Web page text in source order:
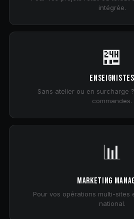
intégrée.
🏪
ENSEIGNISTES
Sans atelier ou en surcharge
commandes.
📊
MARKETING
Pour vos opérations multi-sites
national.